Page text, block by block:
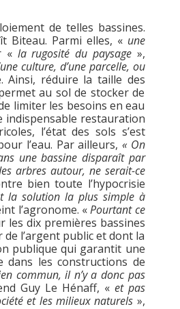
de telles bassines.
Biteau. Parmi elles, « une
« la rugosité du paysage»,
culture, d’une parcelle, ou
Ainsi, réduire la taille des
au sol de stocker de
limiter les besoins en eau
indispensable restauration
l’état des sols s’est
l’eau. Par ailleurs, « On
une bassine disparaît par
arbres autour, ne serait-ce
bien toute l’hypocrisie
la solution la plus simple à
l’agronome. «Pourtant ce
les dix premières bassines
l’argent public et dont la
publique qui garantit une
dans les constructions de
commun, il n’y a donc pas
Guy Le Hénaff, « et pas
et les milieux naturels »,